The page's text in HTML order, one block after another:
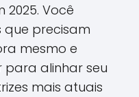
Você
precisam
mesmo e
alinhar seu
mais atuais